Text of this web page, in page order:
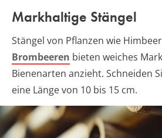
Markhaltige Stängel
Stängel von Pflanzen wie
Brombeeren bieten weiches
Bienenarten anzieht. Schneiden
eine Länge von 10 bis 15 cm.